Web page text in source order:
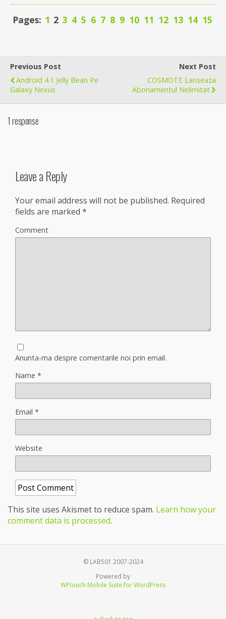
Pages: 1 2 3 4 5 6 7 8 9 10 11 12 13 14 15
Previous Post
Android 4.1 Jelly Bean Pe
Galaxy Nexus
Next Post
COSMOTE Lanseaza
Abonamentul Nelimitat
1 response
Leave a Reply
Your email address will not be published. Required
fields are marked *
Comment
Anunta-ma despre comentarile noi prin email.
Name *
Email *
Website
This site uses Akismet to reduce spam. Learn how your
comment data is processed.
© LAB501 2007-2024
Powered by
WPtouch Mobile Suite for WordPress